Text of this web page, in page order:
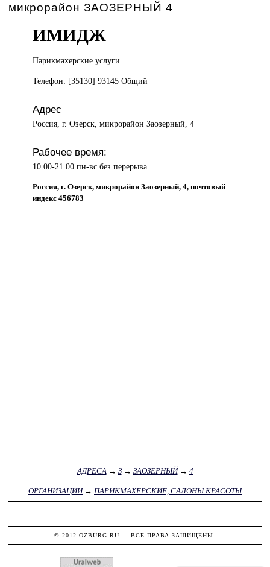
микрорайон ЗАОЗЕРНЫЙ 4
ИМИДЖ
Парикмахерские услуги
Телефон: [35130] 93145 Общий
Адрес
Россия, г. Озерск, микрорайон Заозерный, 4
Рабочее время:
10.00-21.00 пн-вс без перерыва
Россия, г. Озерск, микрорайон Заозерный, 4, почтовый
индекс 456783
АДРЕСА→ З→ ЗАОЗЕРНЫЙ→ 4
ОРГАНИЗАЦИИ→ ПАРИКМАХЕРСКИЕ, САЛОНЫ КРАСОТЫ
© 2012 OZBURG.RU — ВСЕ ПРАВА ЗАЩИЩЕНЫ.